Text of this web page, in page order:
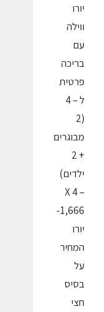
יורו
ווילה
עם
בריכה
פרטית
ל – 4
(2
מבוגרים
+ 2
ילדים)
X 4 –
-1,666
יורו
המחיר
על
בסיס
חצי